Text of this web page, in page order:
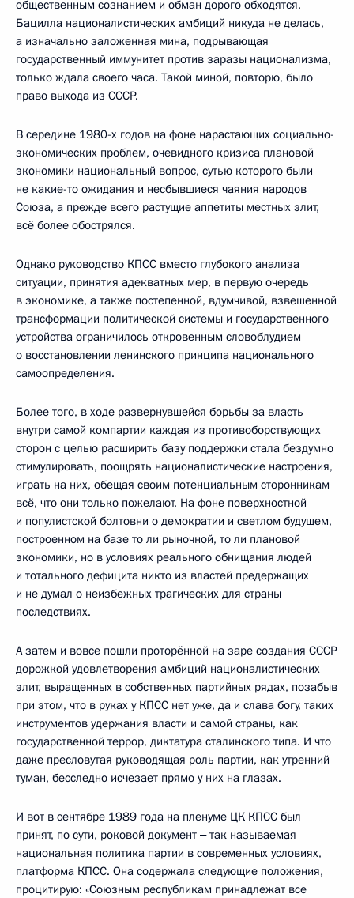
общественным сознанием и обман дорого обходятся.
Бацилла националистических амбиций никуда не делась,
а изначально заложенная мина, подрывающая
государственный иммунитет против заразы национализма,
только ждала своего часа. Такой миной, повторю, было
право выхода из СССР.
В середине 1980-х годов на фоне нарастающих социально-
экономических проблем, очевидного кризиса плановой
экономики национальный вопрос, сутью которого были
не какие-то ожидания и несбывшиеся чаяния народов
Союза, а прежде всего растущие аппетиты местных элит,
всё более обострялся.
Однако руководство КПСС вместо глубокого анализа
ситуации, принятия адекватных мер, в первую очередь
в экономике, а также постепенной, вдумчивой, взвешенной
трансформации политической системы и государственного
устройства ограничилось откровенным словоблудием
о восстановлении ленинского принципа национального
самоопределения.
Более того, в ходе развернувшейся борьбы за власть
внутри самой компартии каждая из противоборствующих
сторон с целью расширить базу поддержки стала бездумно
стимулировать, поощрять националистические настроения,
играть на них, обещая своим потенциальным сторонникам
всё, что они только пожелают. На фоне поверхностной
и популистской болтовни о демократии и светлом будущем,
построенном на базе то ли рыночной, то ли плановой
экономики, но в условиях реального обнищания людей
и тотального дефицита никто из властей предержащих
и не думал о неизбежных трагических для страны
последствиях.
А затем и вовсе пошли проторённой на заре создания СССР
дорожкой удовлетворения амбиций националистических
элит, выращенных в собственных партийных рядах, позабыв
при этом, что в руках у КПСС нет уже, да и слава богу, таких
инструментов удержания власти и самой страны, как
государственной террор, диктатура сталинского типа. И что
даже пресловутая руководящая роль партии, как утренний
туман, бесследно исчезает прямо у них на глазах.
И вот в сентябре 1989 года на пленуме ЦК КПСС был
принят, по сути, роковой документ ‒ так называемая
национальная политика партии в современных условиях,
платформа КПСС. Она содержала следующие положения,
процитирую: «Союзным республикам принадлежат все